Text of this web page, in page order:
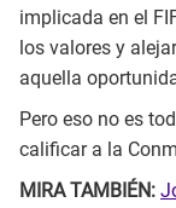
implicada en el
los valores y
aquella
Pero eso no es
calificar a la
MIRA TAMBIÉN: